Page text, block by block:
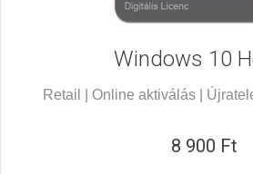
Windows 10
Retail | Online aktiválás |
8 900 Ft